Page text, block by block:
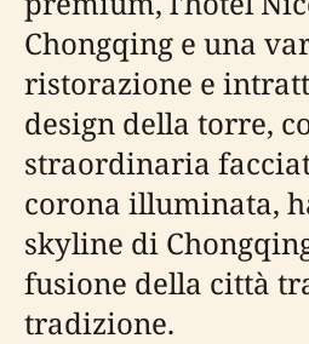
Chongqing e una
ristorazione e
design della torre,
straordinaria
corona illuminata,
skyline di
fusione della città
tradizione.